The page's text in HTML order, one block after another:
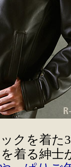
クを着た
着る紳士